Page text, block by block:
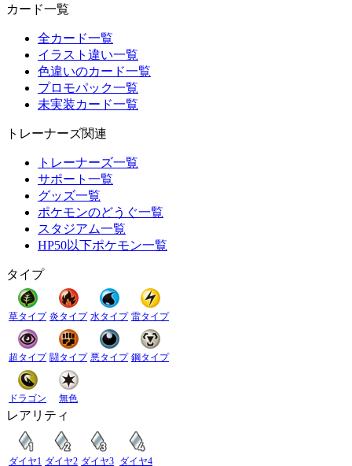
カード一覧
全カード一覧
イラスト違い一覧
色違いのカード一覧
プロモパック一覧
未実装カード一覧
トレーナーズ関連
トレーナーズ一覧
サポート一覧
グッズ一覧
ポケモンのどうぐ一覧
スタジアム一覧
HP50以下ポケモン一覧
タイプ
草タイプ 炎タイプ 水タイプ 雷タイプ
超タイプ 闘タイプ 悪タイプ 鋼タイプ
ドラゴン 無色
レアリティ
ダイヤ1 ダイヤ2 ダイヤ3 ダイヤ4